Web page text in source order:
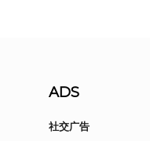
ADS
社交广告